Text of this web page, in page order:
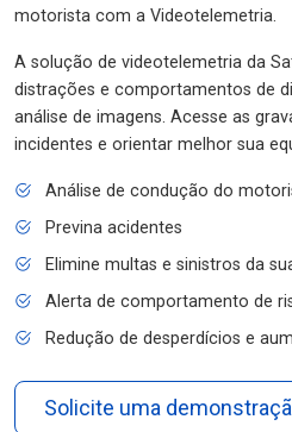
motorista com a Videotelemetria.
A solução de videotelemetria da
distrações e comportamentos de
análise de imagens. Acesse as
incidentes e orientar melhor sua
Análise de condução do
Previna acidentes
Elimine multas e sinistros da
Alerta de comportamento de
Redução de desperdícios e
Solicite uma